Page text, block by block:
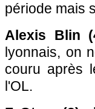
période mais
Alexis Blin
lyonnais, on
couru après
l'OL.